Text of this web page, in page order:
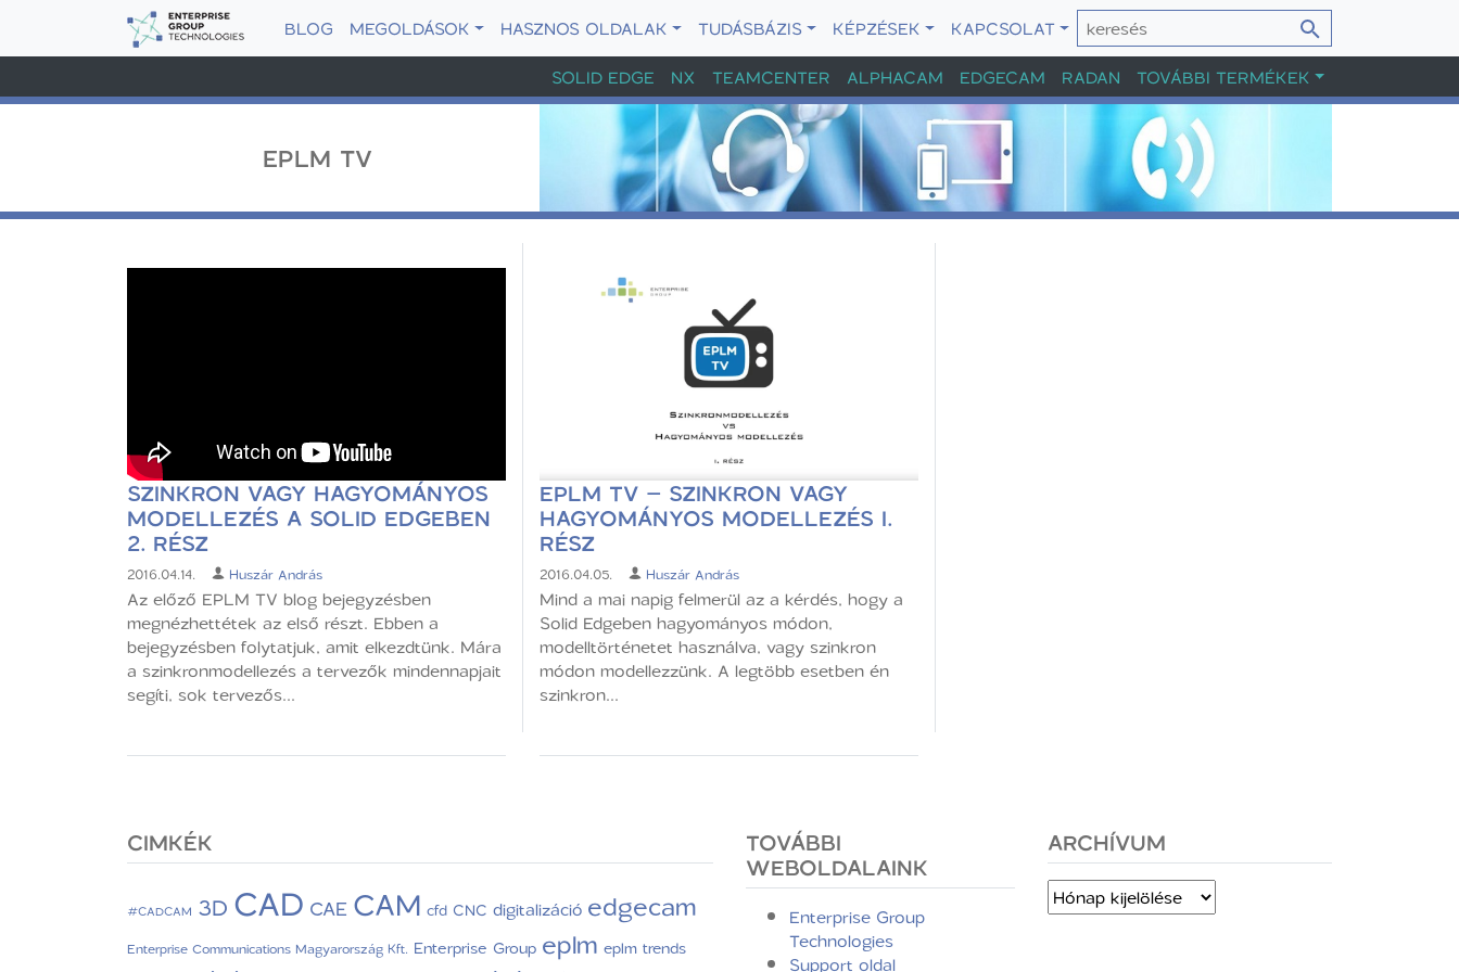
BLOG MEGOLDÁSOK HASZNOS OLDALAK TUDÁSBÁZIS KÉPZÉSEK
KAPCSOLAT
SOLID EDGE
NX TEAMCENTER ALPHACAM EDGECAM RADAN TOVÁBBI TERMÉKEK
EPLM TV
SZINKRON VAGY HAGYOMÁNYOS
MODELLEZÉS A SOLID EDGEBEN
2. RÉSZ
2016.04.14. Huszár András
Az előző EPLM TV blog bejegyzésben
megnézhettétek az első részt. Ebben a
bejegyzésben folytatjuk, amit elkezdtünk. Mára
a szinkronmodellezés a tervezők mindennapjait
segíti, sok tervezős...
EPLM TV – SZINKRON VAGY
HAGYOMÁNYOS MODELLEZÉS I.
RÉSZ
2016.04.05. Huszár András
Mind a mai napig felmerül az a kérdés, hogy a
Solid Edgeben hagyományos módon,
modelltörténetet használva, vagy szinkron
módon modellezzünk. A legtöbb esetben én
szinkron...
CIMKÉK
#CADCAM 3DCAD CAE CAM cfd CNC digitalizáció edgecam
Enterprise Communications Magyarország Kft. Enterprise Group eplm eplm trends
TOVÁBBI
WEBOLDALAINK
Enterprise Group
Technologies
Support oldal
ARCHÍVUM
Archívum